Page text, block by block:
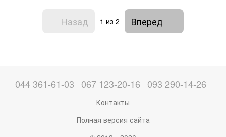
Назад 1 из 2 Вперед
044 361-61-03 067 123-20-16 093 290-14-26
Контакты
Полная версия сайта